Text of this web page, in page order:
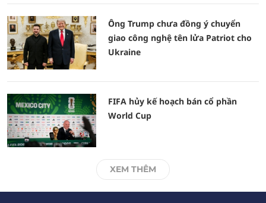
Ông Trump chưa đồng ý chuyển
giao công nghệ tên lửa Patriot cho
Ukraine
FIFA hủy kế hoạch bán cổ phần
World Cup
XEM THÊM